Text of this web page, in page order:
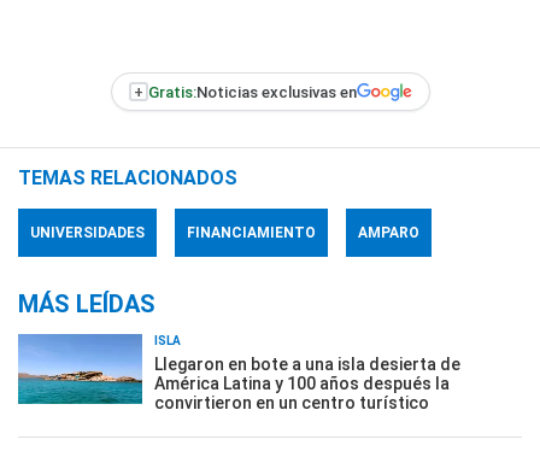
+ Gratis:Noticias exclusivas en
TEMAS RELACIONADOS
UNIVERSIDADES FINANCIAMIENTO AMPARO
MÁS LEÍDAS
ISLA
Llegaron en bote a una isla desierta de
América Latina y 100 años después la
convirtieron en un centro turístico